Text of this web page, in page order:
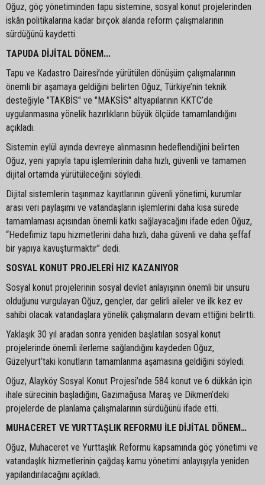
Oğuz, göç yönetiminden tapu sistemine, sosyal konut projelerinden
iskân politikalarına kadar birçok alanda reform çalışmalarının
sürdüğünü kaydetti.
TAPUDA DİJİTAL DÖNEM...
Tapu ve Kadastro Dairesi’nde yürütülen dönüşüm çalışmalarının
önemli bir aşamaya geldiğini belirten Oğuz, Türkiye’nin teknik
desteğiyle "TAKBİS" ve "MAKSİS" altyapılarının KKTC’de
uygulanmasına yönelik hazırlıkların büyük ölçüde tamamlandığını
açıkladı.
Sistemin eylül ayında devreye alınmasının hedeflendiğini belirten
Oğuz, yeni yapıyla tapu işlemlerinin daha hızlı, güvenli ve tamamen
dijital ortamda yürütüleceğini söyledi.
Dijital sistemlerin taşınmaz kayıtlarının güvenli yönetimi, kurumlar
arası veri paylaşımı ve vatandaşların işlemlerini daha kısa sürede
tamamlaması açısından önemli katkı sağlayacağını ifade eden Oğuz,
“Hedefimiz tapu hizmetlerini daha hızlı, daha güvenli ve daha şeffaf
bir yapıya kavuşturmaktır” dedi.
SOSYAL KONUT PROJELERİ HIZ KAZANIYOR
Sosyal konut projelerinin sosyal devlet anlayışının önemli bir unsuru
olduğunu vurgulayan Oğuz, gençler, dar gelirli aileler ve ilk kez ev
sahibi olacak vatandaşlara yönelik çalışmaların devam ettiğini belirtti.
Yaklaşık 30 yıl aradan sonra yeniden başlatılan sosyal konut
projelerinde önemli ilerleme sağlandığını kaydeden Oğuz,
Güzelyurt’taki konutların tamamlanma aşamasına geldiğini söyledi.
Oğuz, Alayköy Sosyal Konut Projesi’nde 584 konut ve 6 dükkân için
ihale sürecinin başladığını, Gazimağusa Maraş ve Dikmen’deki
projelerde de planlama çalışmalarının sürdüğünü ifade etti.
MUHACERET VE YURTTAŞLIK REFORMU İLE DİJİTAL DÖNEM…
Oğuz, Muhaceret ve Yurttaşlık Reformu kapsamında göç yönetimi ve
vatandaşlık hizmetlerinin çağdaş kamu yönetimi anlayışıyla yeniden
yapılandırılacağını açıkladı.